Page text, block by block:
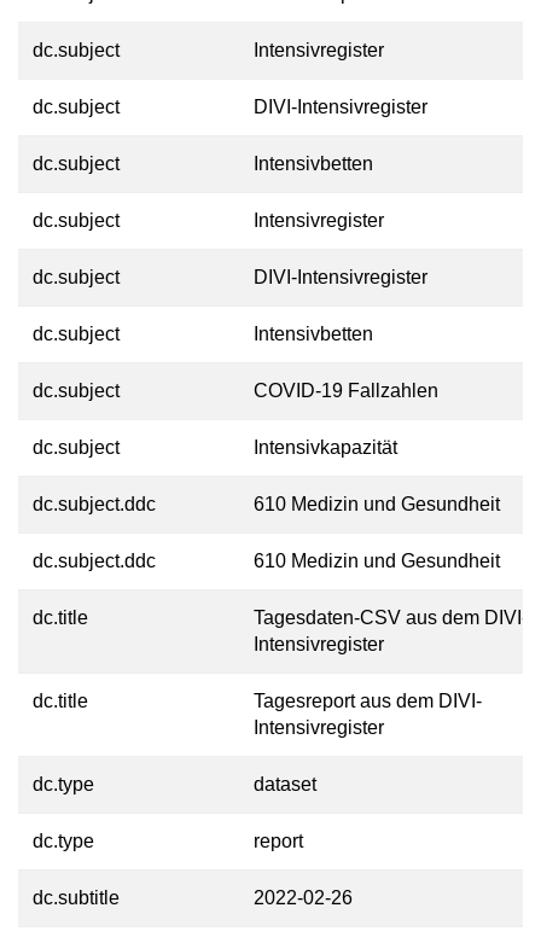
dc.subject Intensivregister
dc.subject DIVI-Intensivregister
dc.subject Intensivbetten
dc.subject Intensivregister
dc.subject DIVI-Intensivregister
dc.subject Intensivbetten
dc.subject COVID-19 Fallzahlen
dc.subject Intensivkapazität
dc.subject.ddc 610 Medizin und Gesundheit
dc.subject.ddc 610 Medizin und Gesundheit
dc.title
Tagesdaten-CSV aus dem DIVI-
Intensivregister
dc.title
Tagesreport aus dem DIVI-
Intensivregister
dc.type dataset
dc.type report
dc.subtitle 2022-02-26